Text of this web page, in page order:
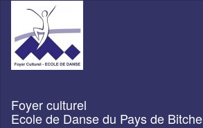
Foyer culturel
Ecole de Danse du Pays de Bitche